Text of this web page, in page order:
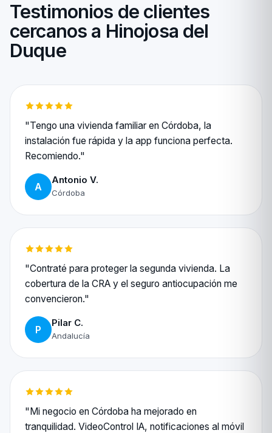
Testimonios de clientes
cercanos a Hinojosa del
Duque
"Tengo una vivienda familiar en Córdoba, la
instalación fue rápida y la app funciona perfecta.
Recomiendo."
A
Antonio V.
Córdoba
"Contraté para proteger la segunda vivienda. La
cobertura de la CRA y el seguro antiocupación me
convencieron."
P
Pilar C.
Andalucía
"Mi negocio en Córdoba ha mejorado en
tranquilidad. VideoControl IA, notificaciones al móvil